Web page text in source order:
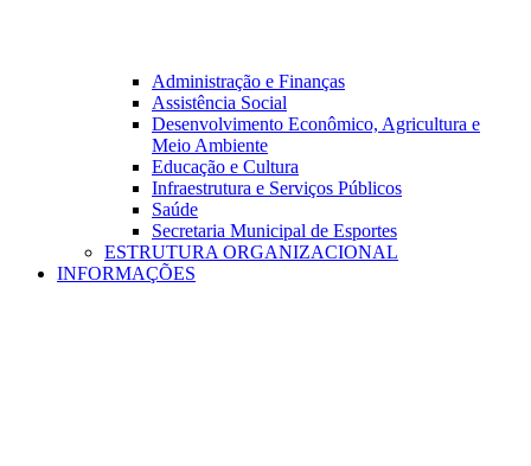
Administração e Finanças
Assistência Social
Desenvolvimento Econômico, Agricultura e
Meio Ambiente
Educação e Cultura
Infraestrutura e Serviços Públicos
Saúde
Secretaria Municipal de Esportes
ESTRUTURA ORGANIZACIONAL
INFORMAÇÕES